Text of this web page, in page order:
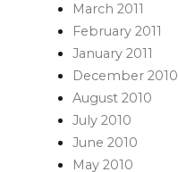
March 2011
February 2011
January 2011
December 2010
August 2010
July 2010
June 2010
May 2010